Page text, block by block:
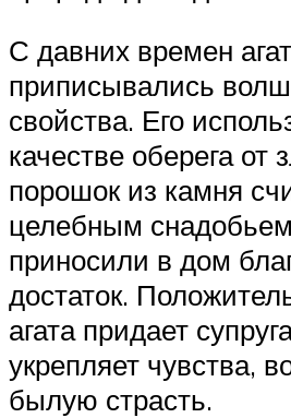
С давних времен
приписывались
свойства. Его
качестве оберега от
порошок из камня
целебным
приносили в дом
достаток.
агата придает
укрепляет чувства,
былую страсть.